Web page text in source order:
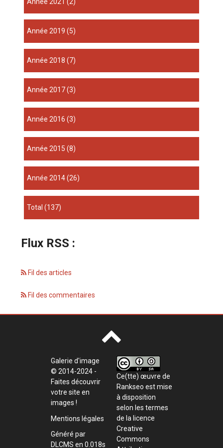
année 2019 (5)
année 2018 (7)
année 2017(3)
année 2016 (3)
année 2015 (8)
année 2014(26)
total(137)
Flux RSS :
Fil des articles
Fil des commentaires
Galerie d'image
© 2014-2024 -
Faites découvrir
votre site en
images !
Mentions légales
Généré par
DLCMS en 0.018s
Ce(tte) œuvre de
Rankseo est mise
à disposition
selon les termes
de la licence
Creative
Commons